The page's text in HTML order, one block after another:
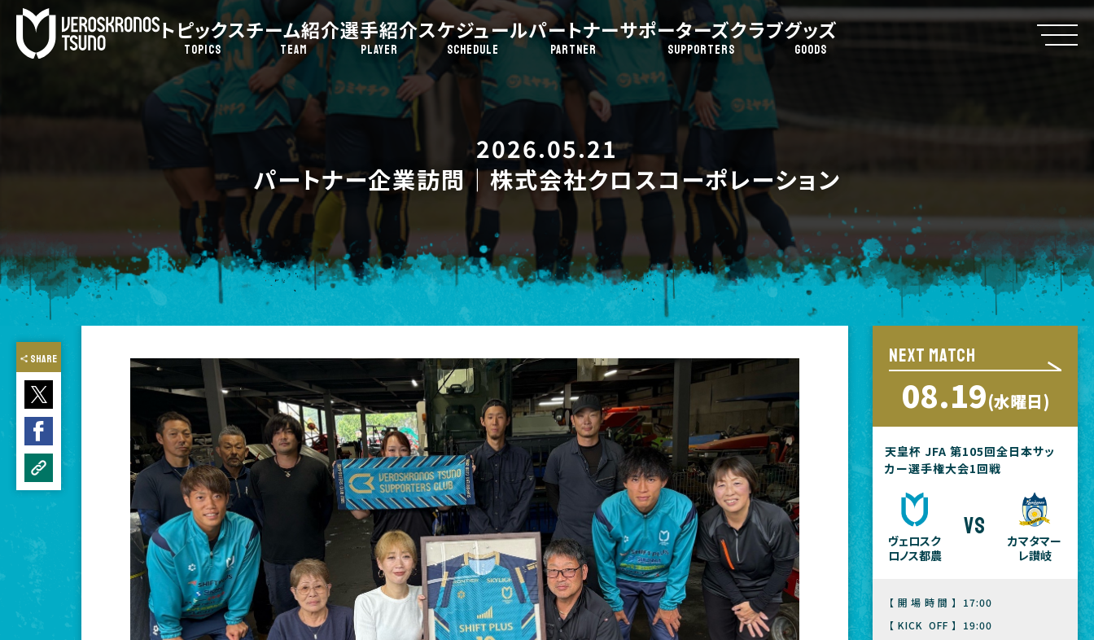
トピックス
TOPICS
チーム紹介
TEAM
選手紹介
PLAYER
スケジュール
SCHEDULE
パートナー
PARTNER
サポーターズクラブ
SUPPORTERS
グッズ
GOODS
2026.05.21
パートナー企業訪問｜株式会社クロスコーポレーション
SHARE NEXT MATCH
08.19(水曜日)
天皇杯 JFA 第105回全日本サッ
カー選手権大会1回戦
ヴェロスク
ロノス都農
vs
カマタマー
レ讃岐
【開場時間】
17:00
【KICK OFF】
19:00